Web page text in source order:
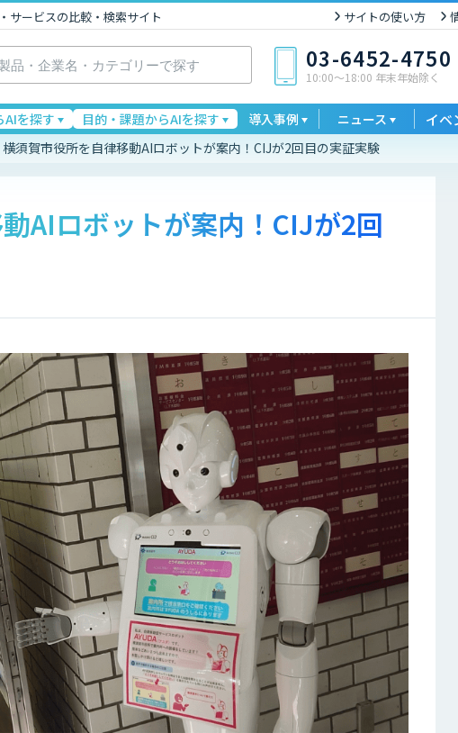
サービスの比較・検索サイト サイトの使い方
03-6452-4750
10:00〜18:00 年末年始除く
AIを探す 目的・課題からAIを探す 導入事例 ニュース イベ
横須賀市役所を自律移動AIロボットが案内！CIJが2回目の実証実験
AIロボットが案内！CIJが2回